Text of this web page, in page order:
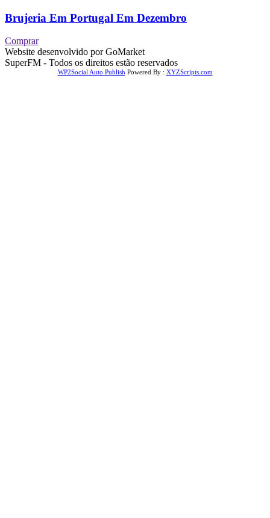
Brujeria Em Portugal Em Dezembro
Comprar
Website desenvolvido por GoMarket
SuperFM - Todos os direitos estão reservados
WP2Social Auto Publish Powered By : XYZScripts.com